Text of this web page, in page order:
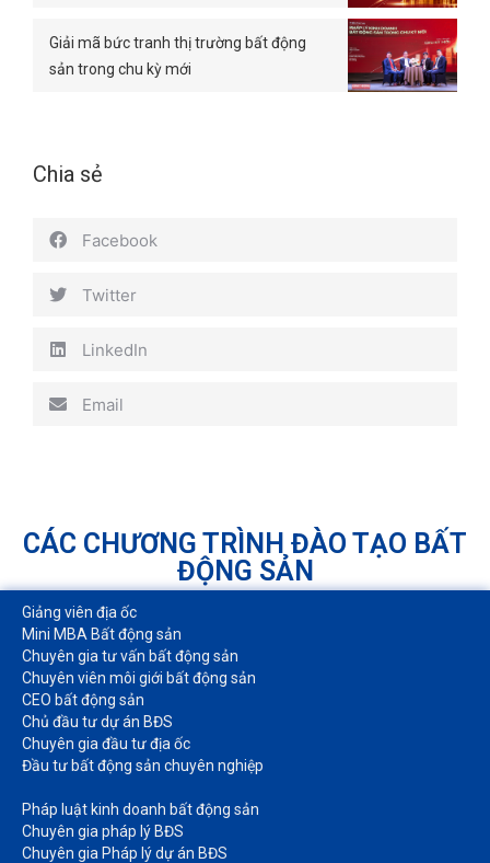
Giải mã bức tranh thị trường bất động
sản trong chu kỳ mới
Chia sẻ
Facebook
Twitter
LinkedIn
Email
CÁC CHƯƠNG TRÌNH ĐÀO TẠO BẤT
ĐỘNG SẢN
Giảng viên địa ốc
Mini MBA Bất động sản
Chuyên gia tư vấn bất động sản
Chuyên viên môi giới bất động sản​
CEO bất động sản
Chủ đầu tư dự án BĐS
Chuyên gia đầu tư địa ốc​
Đầu tư bất động sản chuyên nghiệp
Pháp luật kinh doanh bất động sản​
Chuyên gia pháp lý BĐS
Chuyên gia Pháp lý dự án BĐS